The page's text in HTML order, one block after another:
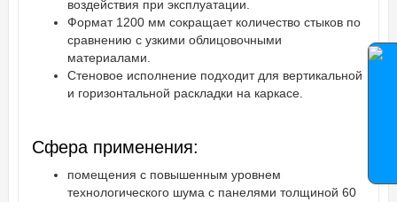
воздействия при эксплуатации.
Формат 1200 мм сокращает количество стыков по
сравнению с узкими облицовочными
материалами.
Стеновое исполнение подходит для вертикальной
и горизонтальной раскладки на каркасе.
Сфера применения:
помещения с повышенным уровнем
технологического шума с панелями толщиной 60